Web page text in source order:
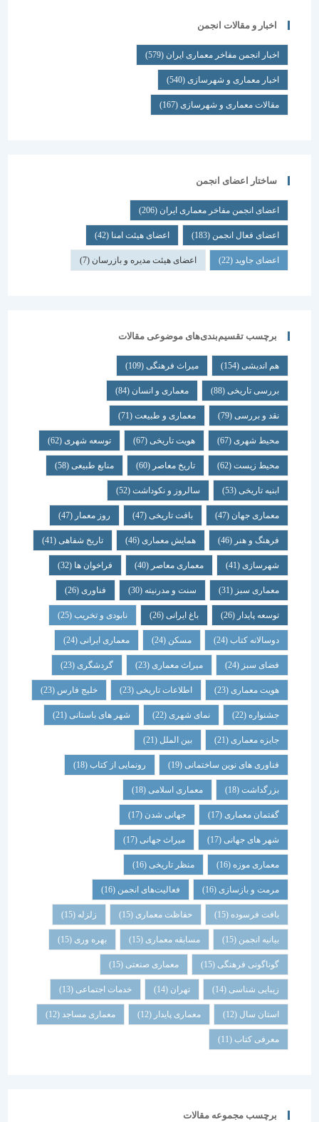
اخبار و مقالات انجمن
اخبار انجمن مفاخر معماری ایران (579)
اخبار معماری و شهرسازی(540)
مقالات معماری و شهرسازی(167)
ساختار اعضای انجمن
اعضای انجمن مفاخر معماری ایران (206)
اعضای فعال انجمن(183) اعضای هیئت امنا(42)
اعضای جاوید(22) اعضای هیئت مدیره و بازرسان(7)
برچسب تقسیم‌بندی‌های موضوعی مقالات
هم اندیشی (154) میراث فرهنگی (109)
بررسی تاریخی (88) معماری و انسان (84)
نقد و بررسی (79) معماری و طبیعت (71)
محیط شهری(67) هویت تاریخی(67) توسعه شهری(62)
محیط زیست(62) تاریخ معاصر(60) منابع طبیعی(58)
ابنیه تاریخی(53) سالروز و نکوداشت(52)
معماری جهان (47) بافت تاریخی(47) روز معمار(47)
فرهنگ و هنر(46) همایش معماری (46) تاریخ شفاهی (41)
شهرسازی(41) معماری معاصر(40) فراخوان ها (32)
معماری سبز(31) سنت و مدرنیته(30) فناوری (26)
توسعه پایدار(26) باغ ایرانی(26) نابودی و تخریب(25)
دوسالانه کتاب(24) مسکن (24) معماری ایرانی(24)
فضای سبز(24) میراث معماری (23) گردشگری (23)
هویت معماری (23) اطلاعات تاریخی(23) خلیج فارس(23)
جشنواره(22) نمای شهری(22) شهر های باستانی (21)
جایزه معماری (21) بین الملل(21)
فناوری های نوین ساختمانی(19) رونمایی از کتاب (18)
بزرگداشت (18) معماری اسلامی(18)
گفتمان معماری (17) جهانی شدن(17)
شهر های جهانی(17) میراث جهانی(17)
معماری موزه(16) منظر تاریخی (16)
مرمت و بازسازی(16) فعالیت‌های انجمن(16)
بافت فرسوده (15) حفاظت معماری (15) زلزله
بیانیه انجمن(15) مسابقه معماری (15) بهره وری(15)
گوناگونی فرهنگی (15) معماری صنعتی(15)
زیبایی شناسی (14) تهران خدمات اجتماعی (13)
استان سال(12) معماری پایدار (12) معماری مساجد(12)
معرفی کتاب(11)
برچسب مجموعه مقالات